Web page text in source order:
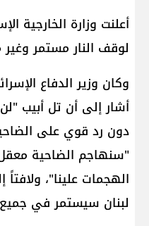
أعلنت وزارة الخارجية
لوقف النار مستمر
وكان وزير الدفاع
أشار إلى أن تل أبيب "لن
دون رد قوي على
"سنهاجم الضاحية
الهجمات علينا"،
لبنان سيستمر في جميع